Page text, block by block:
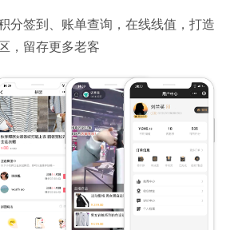
分签到、账单查询，在线线值，打造
，留存更多老客